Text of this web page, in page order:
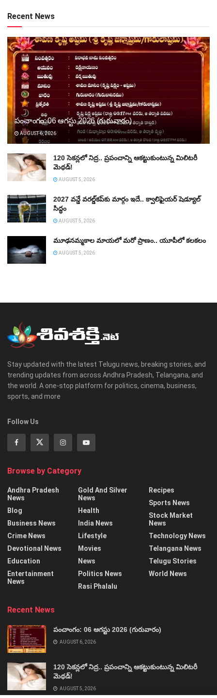
Recent News
పంచాంగం: 06 ఆగస్టు 2026 (గురువారం)
AUGUST 6, 2026
120 సెకన్లలో నిద్ర.. ప్రపంచాన్ని ఆకట్టుకుంటున్న మిలిటరీ
మెథడ్!
AUGUST 5, 2026
2027 వన్డే వరల్డ్‌కప్‌కు మార్గం ఇదే.. క్వాలిఫైయర్ షెడ్యూల్
సిద్ధం
AUGUST 5, 2026
మూఢనమ్మకాల మాయలో మరో ప్రాణం.. యూపీలో కలకలం
AUGUST 5, 2026
Stay updated with the latest Telugu news, breaking stories, and
trending updates from across Andhra Pradesh, Telangana, and
the world. A one-stop platform for politics, cinema, business,
sports, and more
Follow Us
Browse by Category
Andhra Pradesh
News
Blog
Business News
Crime News
Devotional News
Education
Entertainment
News
Gold And Silver
News
Health
India News
Lifestyle
Movies
News
Politics News
Rasi Phalalu
Recipes
Sports News
Stock Market
News
Technology News
Telangana News
Telugu Stories
World News
Recent News
పంచాంగం: 06 ఆగస్టు 2026 (గురువారం)
AUGUST 6, 2026
120 సెకన్లలో నిద్ర.. ప్రపంచాన్ని ఆకట్టుకుంటున్న మిలిటరీ
మెథడ్!
AUGUST 5, 2026